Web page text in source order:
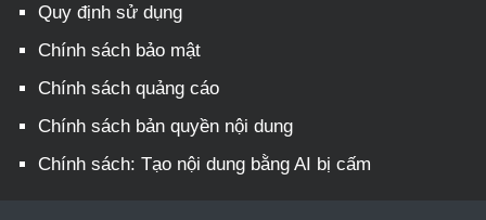
Quy định sử dụng
Chính sách bảo mật
Chính sách quảng cáo
Chính sách bản quyền nội dung
Chính sách: Tạo nội dung bằng AI bị cấm